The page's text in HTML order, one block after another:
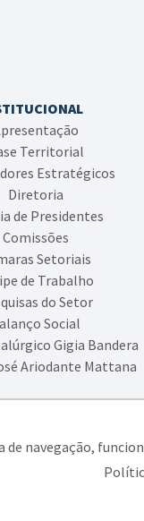
navegação,
Territorial
Estratégicos
Diretoria
de Presidentes
Comissões
Setoriais
de Trabalho
do Setor
Social
Gigia Bandera
Ariodante Mattana
das Indústrias